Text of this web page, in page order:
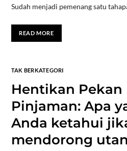
Sudah menjadi pemenang satu
READ MORE
TAK BERKATEGORI
Hentikan Pekan
Pinjaman: Apa
Anda ketahui
mendorong